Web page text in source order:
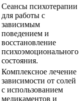
Сеансы психотерапии
для работы с
зависимым
поведением и
восстановление
психоэмоционального
состояния.
Комплексное лечение
зависимости от солей
с использованием
медикаментов и